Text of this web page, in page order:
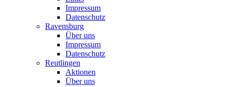
Impressum
Datenschutz
Ravensburg
Über uns
Impressum
Datenschutz
Reutlingen
Aktionen
Über uns